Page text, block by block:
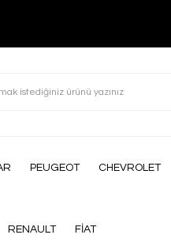
PEUGEOT CHEVROLET
RENAULT FİAT